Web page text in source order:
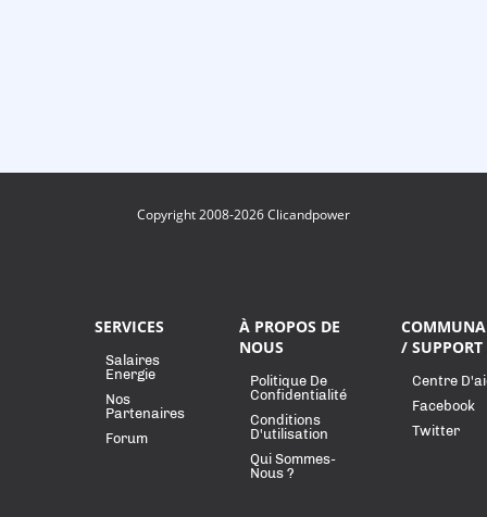
Copyright 2008-2026 Clicandpower
SERVICES
Salaires
Energie
Nos
Partenaires
Forum
À PROPOS DE
NOUS
Politique De
Confidentialité
Conditions
D'utilisation
Qui Sommes-
Nous ?
/ SUPPORT
Centre
Facebook
Twitter